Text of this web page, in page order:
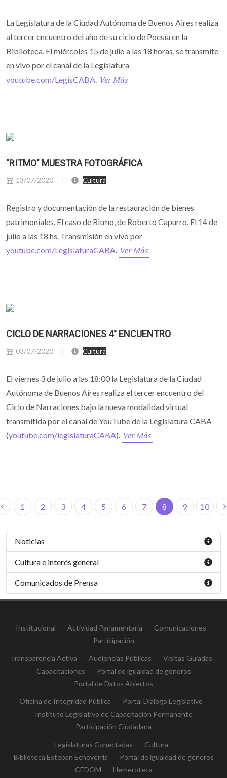
La Legislatura de la Ciudad Autónoma de Buenos Aires realiza
al tercer encuentro del año de su ciclo de Poesía en la
Biblioteca. El miércoles 15 de julio a las 18 horas, se transmite
en vivo por el canal de la Legislatura
youtube.com/LegisCABA. Ver Más
"RITMO" MUESTRA FOTOGRÁFICA
13/07/2020 Cultura
Registro y documentación de la restauración de bienes
patrimoniales. El caso de Ritmo, de Roberto Capurro. El 14 de
julio a las 18 hs. Transmisión en vivo por
youtube.com/LegislaturaCABA. Ver Más
CICLO DE NARRACIONES 4° ENCUENTRO
03/07/2020 Cultura
El viernes 3 de julio a las 18:00 la Legislatura de la Ciudad
Autónoma de Buenos Aires realiza el tercer encuentro del
Ciclo de Narraciones bajo la nueva modalidad virtual
transmitida por el canal de YouTube de la Legislatura CABA
(youtube.com/legislaturaCABA). Ver Más
1 2 3 4 5 6 7 8 9 10
Noticias
Cultura e interés general
Comunicados de Prensa
Institucional Actividad Parlamentaria
Comunicaciones
Participación
Transparencia Activa Audiencias Públicas
Visitas Guiadas
Capacitaciones
Portal de igualdad de géneros
Portal de Datos Abiertos
Oficina de Integridad Pública
Portal Diálogo Legislativo
Instituto Legislativo de Capacitación Permanente
Participación Ciudadana
Legislaturas Conectadas
Cultura
Biblioteca Esteban Echeverría
Portal de igualdad de géneros
CEDOM
Hemeroteca